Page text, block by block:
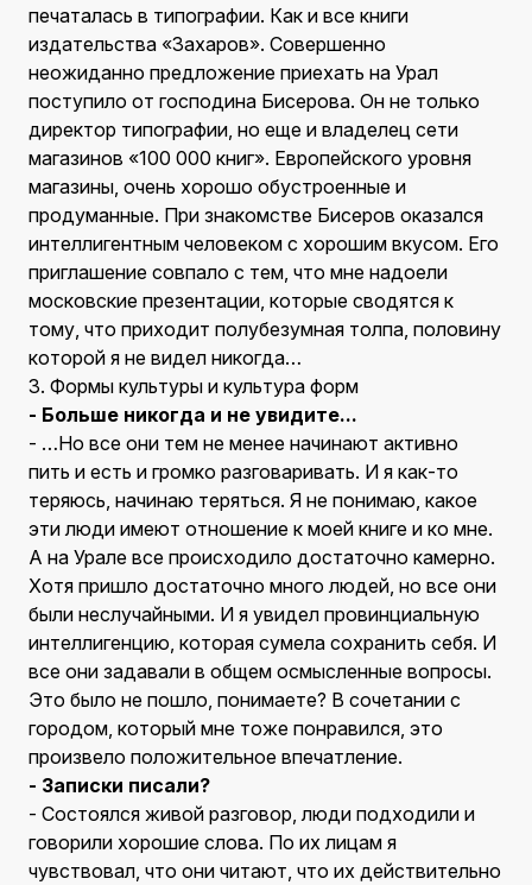
печаталась в типографии. Как и все книги
издательства «Захаров». Совершенно
неожиданно предложение приехать на Урал
поступило от господина Бисерова. Он не только
директор типографии, но еще и владелец сети
магазинов «100 000 книг». Европейского уровня
магазины, очень хорошо обустроенные и
продуманные. При знакомстве Бисеров оказался
интеллигентным человеком с хорошим вкусом. Его
приглашение совпало с тем, что мне надоели
московские презентации, которые сводятся к
тому, что приходит полубезумная толпа, половину
которой я не видел никогда…
3. Формы культуры и культура форм
- Больше никогда и не увидите...
- …Но все они тем не менее начинают активно
пить и есть и громко разговаривать. И я как-то
теряюсь, начинаю теряться. Я не понимаю, какое
эти люди имеют отношение к моей книге и ко мне.
А на Урале все происходило достаточно камерно.
Хотя пришло достаточно много людей, но все они
были неслучайными. И я увидел провинциальную
интеллигенцию, которая сумела сохранить себя. И
все они задавали в общем осмысленные вопросы.
Это было не пошло, понимаете? В сочетании с
городом, который мне тоже понравился, это
произвело положительное впечатление.
- Записки писали?
- Состоялся живой разговор, люди подходили и
говорили хорошие слова. По их лицам я
чувствовал, что они читают, что их действительно